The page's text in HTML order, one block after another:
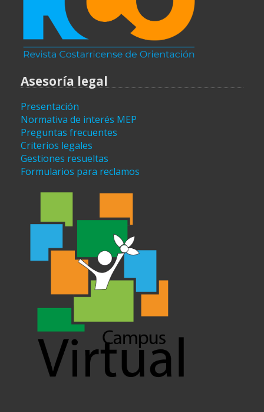
Asesoría legal
Presentación
Normativa de interés MEP
Preguntas frecuentes
Criterios legales
Gestiones resueltas
Formularios para reclamos